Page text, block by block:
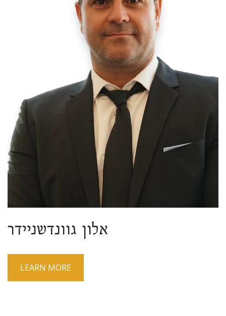
אלון גוונדשניידר
LEARN MORE